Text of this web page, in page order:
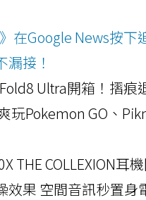
在Google News按下
漏接！
Ultra開箱！摺痕
玩Pokemon GO、
THE COLLEXION耳機
效果 空間音訊秒置身